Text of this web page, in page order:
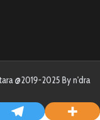
@2019-2025 By n'dra